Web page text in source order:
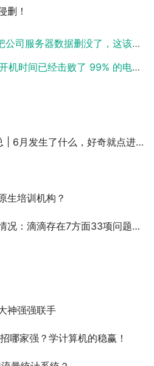
删！
据删没了，这该怎么办？【马哥教育新闻快报】
经击败了 99% 的电脑【马哥教育新闻快报】
月发生了什么，好奇就点进来看啊
生培训机构？
7方面33项问题【马哥教育新闻快报319期】
神强强联手
哪家强？学计算机的稳赢！